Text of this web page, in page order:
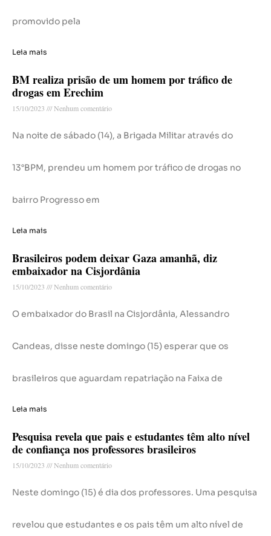
promovido pela
Leia mais
BM realiza prisão de um homem por tráfico de
drogas em Erechim
15/10/2023 Nenhum comentário
Na noite de sábado (14), a Brigada Militar através do
13°BPM, prendeu um homem por tráfico de drogas no
bairro Progresso em
Leia mais
Brasileiros podem deixar Gaza amanhã, diz
embaixador na Cisjordânia
15/10/2023 Nenhum comentário
O embaixador do Brasil na Cisjordânia, Alessandro
Candeas, disse neste domingo (15) esperar que os
brasileiros que aguardam repatriação na Faixa de
Leia mais
Pesquisa revela que pais e estudantes têm alto nível
de confiança nos professores brasileiros
15/10/2023 Nenhum comentário
Neste domingo (15) é dia dos professores. Uma pesquisa
revelou que estudantes e os pais têm um alto nível de